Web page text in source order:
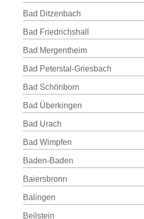
Bad Ditzenbach
Bad Friedrichshall
Bad Mergentheim
Bad Peterstal-Griesbach
Bad Schönborn
Bad Überkingen
Bad Urach
Bad Wimpfen
Baden-Baden
Baiersbronn
Balingen
Beilstein